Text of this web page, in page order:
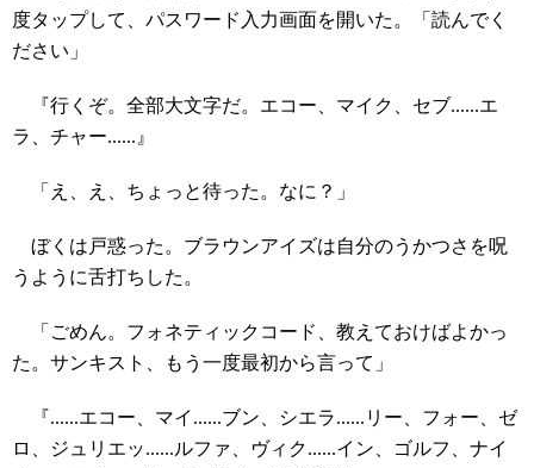
度タップして、パスワード入力画面を開いた。「読んでく
ださい」
『行くぞ。全部大文字だ。エコー、マイク、セブ......エ
ラ、チャー......』
「え、え、ちょっと待った。なに？」
ぼくは戸惑った。ブラウンアイズは自分のうかつさを呪
うように舌打ちした。
「ごめん。フォネティックコード、教えておけばよかっ
た。サンキスト、もう一度最初から言って」
『......エコー、マイ......ブン、シエラ......リー、フォー、ゼ
ロ、ジュリエッ......ルファ、ヴィク......イン、ゴルフ、ナイ